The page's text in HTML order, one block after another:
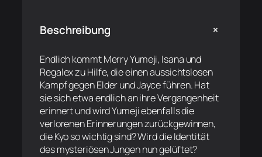
Beschreibung +
Endlich kommt Merry Yumeji, Isana und
Regalex zu Hilfe, die einen aussichtslosen
Kampf gegen Elder und Jayce führen. Hat
sie sich etwa endlich an ihre Vergangenheit
erinnert und wird Yumeji ebenfalls die
verlorenen Erinnerungen zurückgewinnen,
die Kyo so wichtig sind? Wird die Identität
des mysteriösen Jungen nun gelüftet?